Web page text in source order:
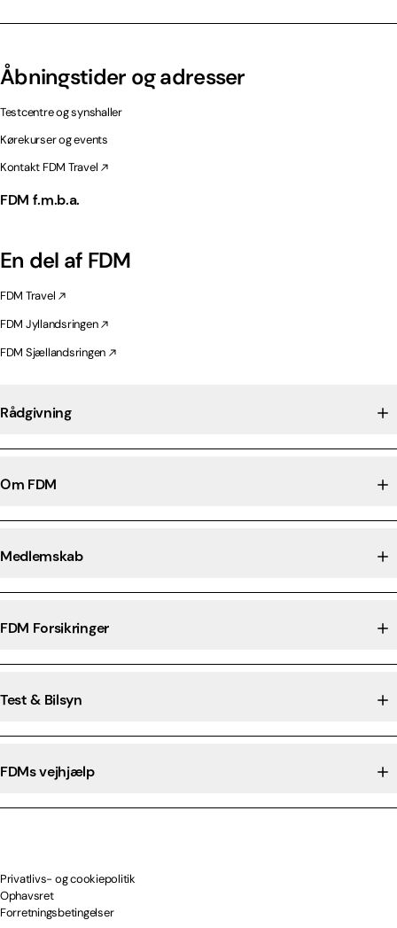
Åbningstider og adresser
Testcentre og synshaller
Kørekurser og events
Kontakt FDM Travel
FDM f.m.b.a.
En del af FDM
FDM Travel
FDM Jyllandsringen
FDM Sjællandsringen
Rådgivning
Om FDM
Medlemskab
FDM Forsikringer
Test & Bilsyn
FDMs vejhjælp
Privatlivs- og cookiepolitik
Ophavsret
Forretningsbetingelser